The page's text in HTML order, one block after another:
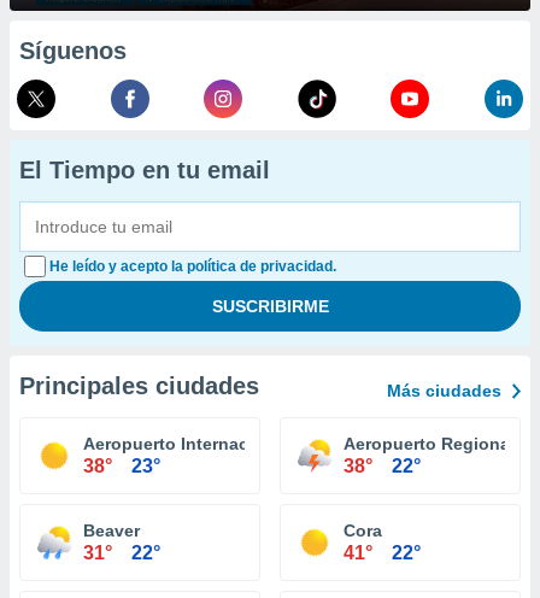
Síguenos
El Tiempo en tu email
He leído y acepto la política de privacidad.
Principales ciudades Más ciudades
Aeropuerto Internacional Tulsa
38° 23°
Aeropuerto Regional
38° 22°
Beaver
31° 22°
Cora
41° 22°